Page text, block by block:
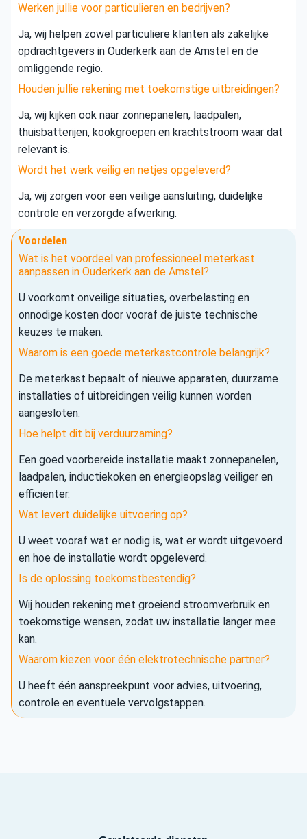
Werken jullie voor particulieren en bedrijven?
Ja, wij helpen zowel particuliere klanten als zakelijke
opdrachtgevers in Ouderkerk aan de Amstel en de
omliggende regio.
Houden jullie rekening met toekomstige uitbreidingen?
Ja, wij kijken ook naar zonnepanelen, laadpalen,
thuisbatterijen, kookgroepen en krachtstroom waar dat
relevant is.
Wordt het werk veilig en netjes opgeleverd?
Ja, wij zorgen voor een veilige aansluiting, duidelijke
controle en verzorgde afwerking.
Voordelen
Wat is het voordeel van professioneel meterkast
aanpassen in Ouderkerk aan de Amstel?
U voorkomt onveilige situaties, overbelasting en
onnodige kosten door vooraf de juiste technische
keuzes te maken.
Waarom is een goede meterkastcontrole belangrijk?
De meterkast bepaalt of nieuwe apparaten, duurzame
installaties of uitbreidingen veilig kunnen worden
aangesloten.
Hoe helpt dit bij verduurzaming?
Een goed voorbereide installatie maakt zonnepanelen,
laadpalen, inductiekoken en energieopslag veiliger en
efficiënter.
Wat levert duidelijke uitvoering op?
U weet vooraf wat er nodig is, wat er wordt uitgevoerd
en hoe de installatie wordt opgeleverd.
Is de oplossing toekomstbestendig?
Wij houden rekening met groeiend stroomverbruik en
toekomstige wensen, zodat uw installatie langer mee
kan.
Waarom kiezen voor één elektrotechnische partner?
U heeft één aanspreekpunt voor advies, uitvoering,
controle en eventuele vervolgstappen.